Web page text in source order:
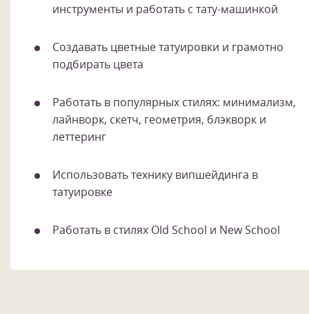
инструменты и работать с тату-машинкой
Создавать цветные татуировки и грамотно
подбирать цвета
Работать в популярных стилях: минимализм,
лайнворк, скетч, геометрия, блэкворк и
леттеринг
Использовать технику випшейдинга в
татуировке
Работать в стилях Old School и New School